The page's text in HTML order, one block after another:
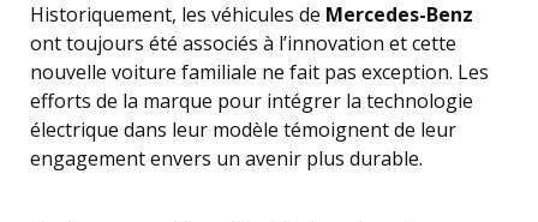
Historiquement, les véhicules de Mercedes-Benz
ont toujours été associés à l’innovation et cette
nouvelle voiture familiale ne fait pas exception. Les
efforts de la marque pour intégrer la technologie
électrique dans leur modèle témoignent de leur
engagement envers un avenir plus durable.